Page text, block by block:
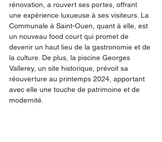
rénovation, a rouvert ses portes, offrant
une expérience luxueuse à ses visiteurs. La
Communale à Saint-Ouen, quant à elle, est
un nouveau food court qui promet de
devenir un haut lieu de la gastronomie et de
la culture. De plus, la piscine Georges
Vallerey, un site historique, prévoit sa
réouverture au printemps 2024, apportant
avec elle une touche de patrimoine et de
modernité.